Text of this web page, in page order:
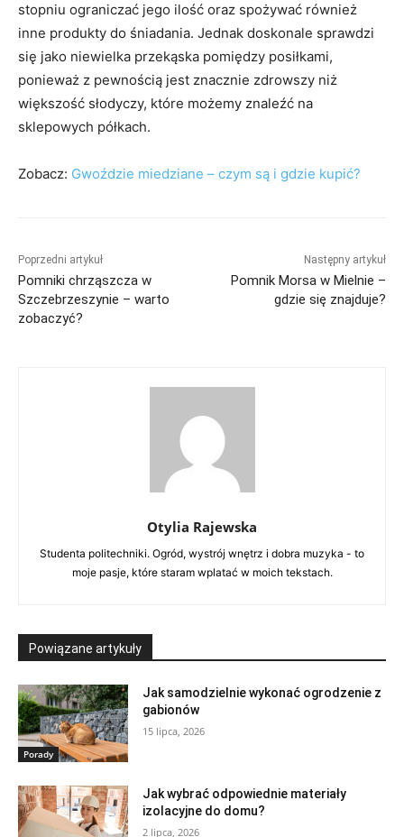
stopniu ograniczać jego ilość oraz spożywać również
inne produkty do śniadania. Jednak doskonale sprawdzi
się jako niewielka przekąska pomiędzy posiłkami,
ponieważ z pewnością jest znacznie zdrowszy niż
większość słodyczy, które możemy znaleźć na
sklepowych półkach.
Zobacz: Gwoździe miedziane – czym są i gdzie kupić?
Poprzedni artykuł
Pomniki chrząszcza w
Szczebrzeszynie – warto
zobaczyć?
Następny artykuł
Pomnik Morsa w Mielnie –
gdzie się znajduje?
Otylia Rajewska
Studenta politechniki. Ogród, wystrój wnętrz i dobra muzyka - to
moje pasje, które staram wplatać w moich tekstach.
Powiązane artykuły
Porady
Jak samodzielnie wykonać ogrodzenie z
gabionów
15 lipca, 2026
Jak wybrać odpowiednie materiały
izolacyjne do domu?
2 lipca, 2026